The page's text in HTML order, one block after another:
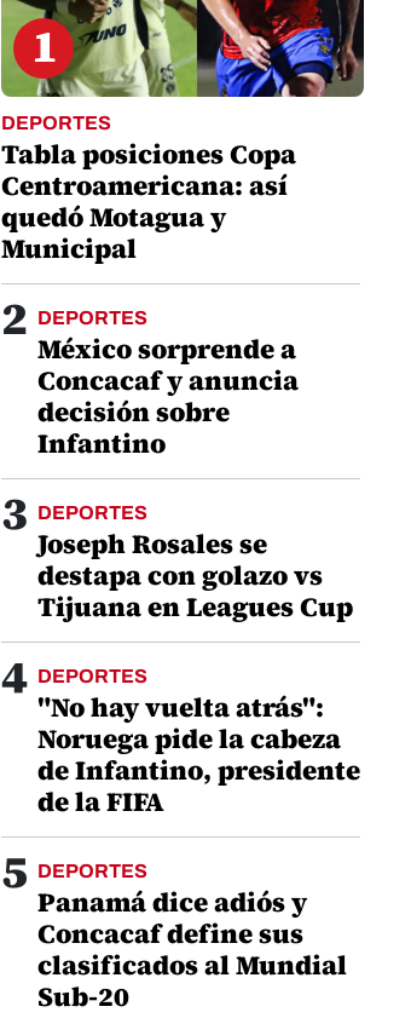
1
DEPORTES
Tabla posiciones Copa
Centroamericana: así
quedó Motagua y
Municipal
2 DEPORTES
México sorprende a
Concacaf y anuncia
decisión sobre
Infantino
3 DEPORTES
Joseph Rosales se
destapa con golazo vs
Tijuana en Leagues Cup
4 DEPORTES
"No hay vuelta atrás":
Noruega pide la cabeza
de Infantino, presidente
de la FIFA
5 DEPORTES
Panamá dice adiós y
Concacaf define sus
clasificados al Mundial
Sub-20